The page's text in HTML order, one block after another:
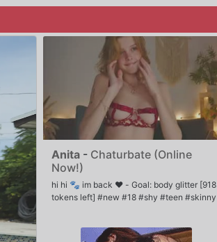
Anita - Chaturbate (Online
Now!)
hi hi 🐾 im back ♥ - Goal: body glitter [918
tokens left] #new #18 #shy #teen #skinny